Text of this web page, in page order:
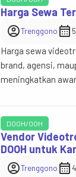
Harga Sewa
account_circleTrenggono calendar_month
Harga sewa
brand, agensi,
meningkatkan
berdasarkan […]
DOOH/OOH
Vendor
DOOH untuk
account_circleTrenggono calendar_month